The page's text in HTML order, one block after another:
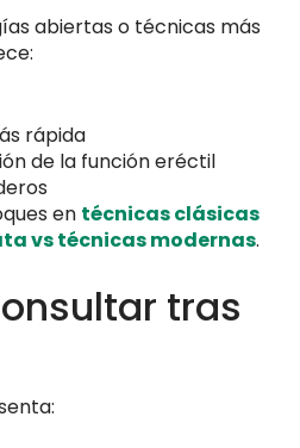
abiertas o técnicas más
rápida
de la función eréctil
en técnicas clásicas
vs técnicas modernas.
tras